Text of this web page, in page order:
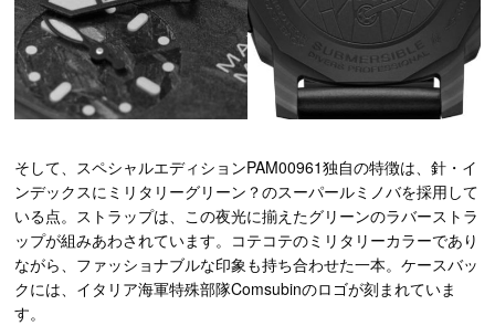
そして、スペシャルエディションPAM00961独自の特徴は、針・イ
ンデックスにミリタリーグリーン？のスーパールミノバを採用して
いる点。ストラップは、この夜光に揃えたグリーンのラバーストラ
ップが組みあわされています。コテコテのミリタリーカラーであり
ながら、ファッショナブルな印象も持ち合わせた一本。ケースバッ
クには、イタリア海軍特殊部隊Comsubinのロゴが刻まれていま
す。